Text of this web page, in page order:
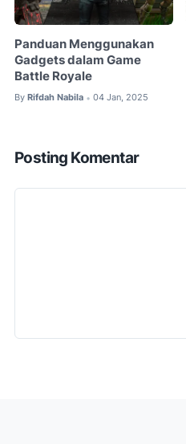
Panduan Menggunakan
Gadgets dalam Game
Battle Royale
By Rifdah Nabila • 04 Jan, 2025
Posting Komentar